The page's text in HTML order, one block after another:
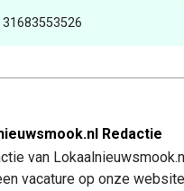
31683553526
Redactie
van
vacature op onze